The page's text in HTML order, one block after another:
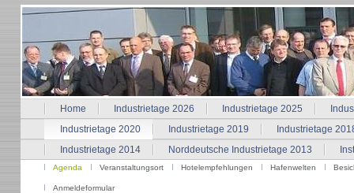
Home Industrietage 2026 Industrietage 2025
Industrietage 2020
Industrietage 2019
Industrietage
Industrietage 2014
Norddeutsche Industrietage 2013
Agenda Veranstaltungsort Hotelempfehlungen Hafenwelten
Anmeldeformular